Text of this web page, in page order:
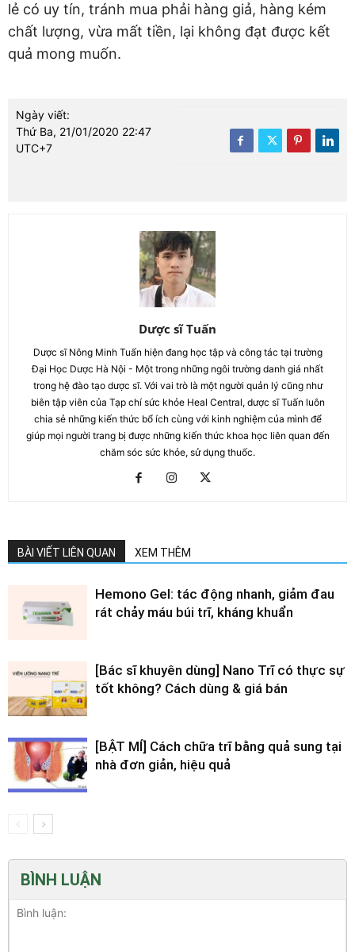
lẻ có uy tín, tránh mua phải hàng giả, hàng kém
chất lượng, vừa mất tiền, lại không đạt được kết
quả mong muốn.
Ngày viết:
Thứ Ba, 21/01/2020 22:47
UTC+7
Dược sĩ Tuấn
Dược sĩ Nông Minh Tuấn hiện đang học tập và công tác tại trường
Đại Học Dược Hà Nội - Một trong những ngôi trường danh giá nhất
trong hệ đào tạo dược sĩ. Với vai trò là một người quản lý cũng như
biên tập viên của Tạp chí sức khỏe Heal Central, dược sĩ Tuấn luôn
chia sẻ những kiến thức bổ ích cùng với kinh nghiệm của mình để
giúp mọi người trang bị được những kiến thức khoa học liên quan đến
chăm sóc sức khỏe, sử dụng thuốc.
BÀI VIẾT LIÊN QUAN XEM THÊM
Hemono Gel: tác động nhanh, giảm đau
rát chảy máu búi trĩ, kháng khuẩn
[Bác sĩ khuyên dùng] Nano Trĩ có thực sự
tốt không? Cách dùng & giá bán
[BẬT MÍ] Cách chữa trĩ bằng quả sung tại
nhà đơn giản, hiệu quả
BÌNH LUẬN